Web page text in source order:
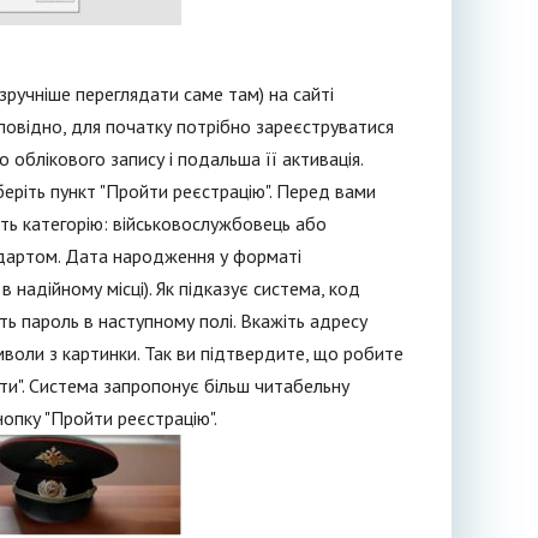
переглядати саме там) на сайті
для початку потрібно зареєструватися
запису і подальша її активація.
пункт "Пройти реєстрацію". Перед вами
категорію: військовослужбовець або
Дата народження у форматі
місці). Як підказує система, код
пароль в наступному полі. Вкажіть адресу
з картинки. Так ви підтвердите, що робите
Система запропонує більш читабельну
"Пройти реєстрацію".